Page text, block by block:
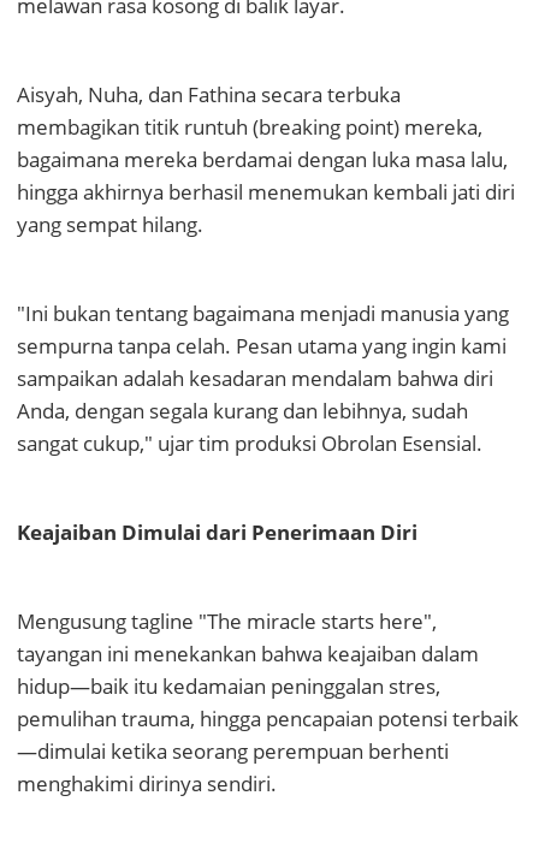
melawan rasa kosong di balik layar.
Aisyah, Nuha, dan Fathina secara terbuka
membagikan titik runtuh (breaking point) mereka,
bagaimana mereka berdamai dengan luka masa lalu,
hingga akhirnya berhasil menemukan kembali jati diri
yang sempat hilang.
"Ini bukan tentang bagaimana menjadi manusia yang
sempurna tanpa celah. Pesan utama yang ingin kami
sampaikan adalah kesadaran mendalam bahwa diri
Anda, dengan segala kurang dan lebihnya, sudah
sangat cukup," ujar tim produksi Obrolan Esensial.
Keajaiban Dimulai dari Penerimaan Diri
Mengusung tagline "The miracle starts here",
tayangan ini menekankan bahwa keajaiban dalam
hidup—baik itu kedamaian peninggalan stres,
pemulihan trauma, hingga pencapaian potensi terbaik
—dimulai ketika seorang perempuan berhenti
menghakimi dirinya sendiri.